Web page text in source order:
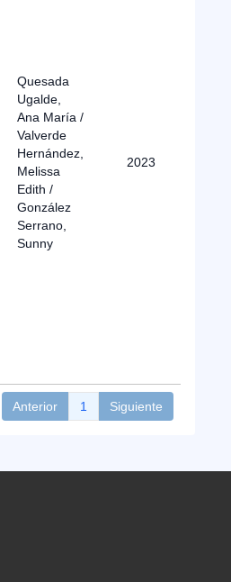
Quesada
Ugalde,
Ana María /
Valverde
Hernández,
Melissa
Edith /
González
Serrano,
Sunny
2023
Anterior 1 Siguiente